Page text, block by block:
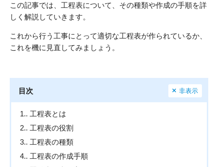
この記事では、工程表について、その種類や作成の手順を詳
しく解説していきます。
これから行う工事にとって適切な工程表が作られているか、
これを機に見直してみましょう。
目次 非表示
1. 工程表とは
2. 工程表の役割
3. 工程表の種類
4. 工程表の作成手順